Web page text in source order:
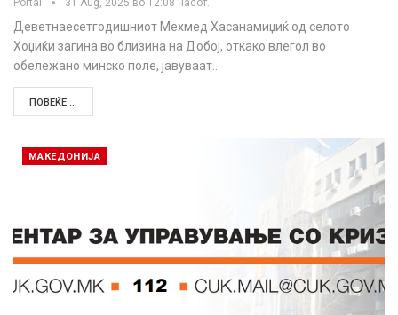
Portal 31 Aug, 2025 во 12:08 часот.
Деветнаесетгодишниот Мехмед Хасанамиџиќ од селото
Хоџиќи загина во близина на Добој, откако влегол во
обележано минско поле, јавуваат…
ПОВЕЌЕ ...
МАКЕДОНИЈА